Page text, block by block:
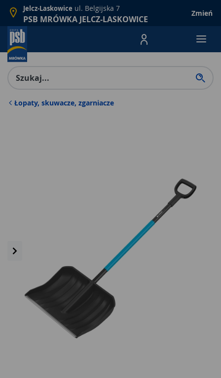
Jelcz-Laskowice ul. Belgijska 7
PSB MRÓWKA JELCZ-LASKOWICE
Zmień
Menu Produktów,
Łopaty, skuwacze, zgarniacze